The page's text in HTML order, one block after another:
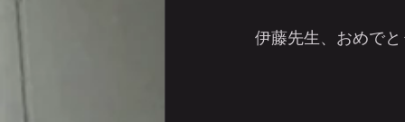
伊藤先生、おめで